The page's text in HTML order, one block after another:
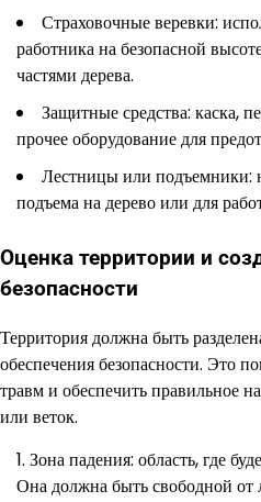
Страховочные веревки:
работника на безопасной
частями дерева.
Защитные средства: каска,
прочее оборудование для
Лестницы или подъемники:
подъема на дерево или для
Оценка территории и
безопасности
Территория должна быть
обеспечения безопасности. Это
травм и обеспечить правильное
или веток.
Зона падения: область, где
Она должна быть свободной от